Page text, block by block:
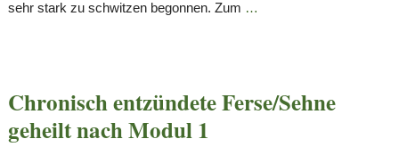
sehr stark zu schwitzen begonnen. Zum …
Chronisch entzündete Ferse/Sehne
geheilt nach Modul 1